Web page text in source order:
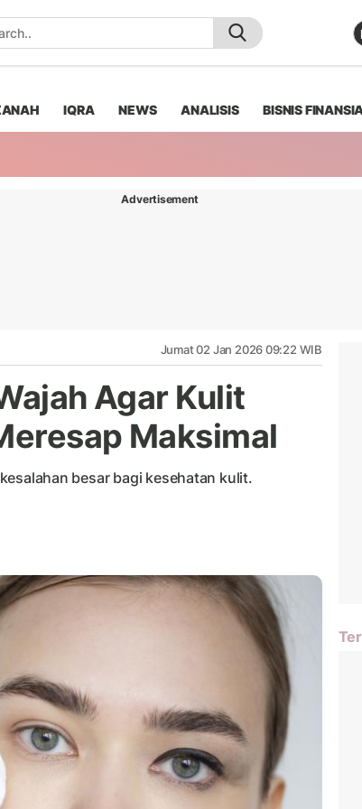
IQRA NEWS ANALISIS BISNIS
Advertisement
Jumat 02 Jan 2026 09:22 WIB
Agar Kulit
Maksimal
besar bagi kesehatan kulit.